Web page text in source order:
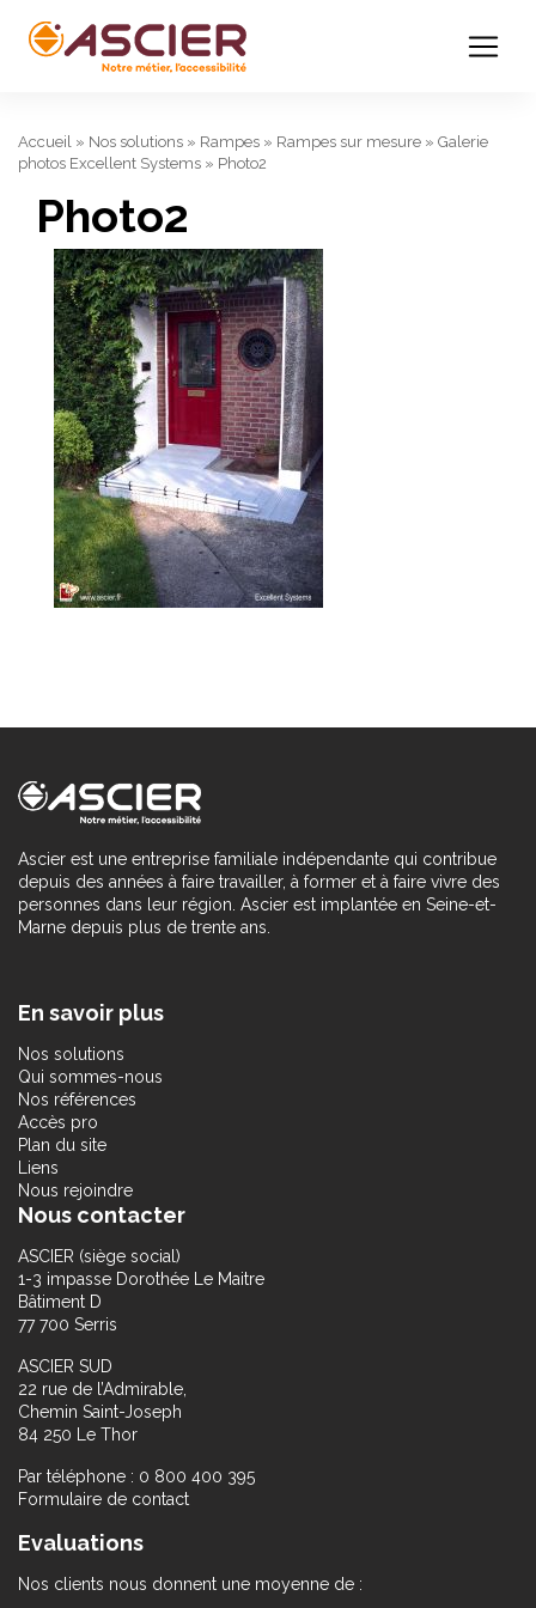
Accueil » Nos solutions » Rampes » Rampes sur mesure » Galerie
photos Excellent Systems » Photo2
Photo2
Ascier est une entreprise familiale indépendante qui contribue
depuis des années à faire travailler, à former et à faire vivre des
personnes dans leur région. Ascier est implantée en Seine-et-
Marne depuis plus de trente ans.
En savoir plus
Nos solutions
Qui sommes-nous
Nos références
Accès pro
Plan du site
Liens
Nous rejoindre
Nous contacter
ASCIER (siège social)
1-3 impasse Dorothée Le Maitre
Bâtiment D
77 700 Serris
ASCIER SUD
22 rue de l’Admirable,
Chemin Saint-Joseph
84 250 Le Thor
Par téléphone : 0 800 400 395
Formulaire de contact
Evaluations
Nos clients nous donnent une moyenne de :